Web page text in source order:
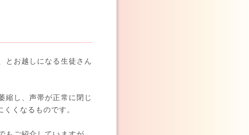
とお越しになる生徒さん
縮し、声帯が正常に閉じ
くなるものです。